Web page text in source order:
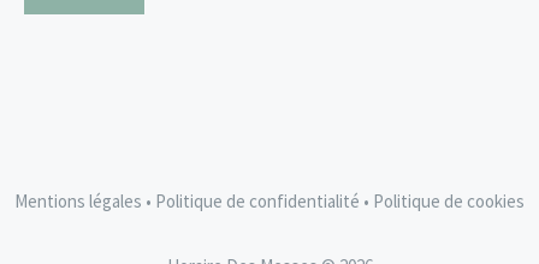
Mentions légales • Politique de confidentialité • Politique de cookies